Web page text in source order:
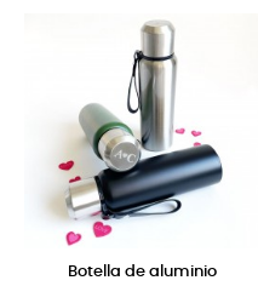
Botella de aluminio